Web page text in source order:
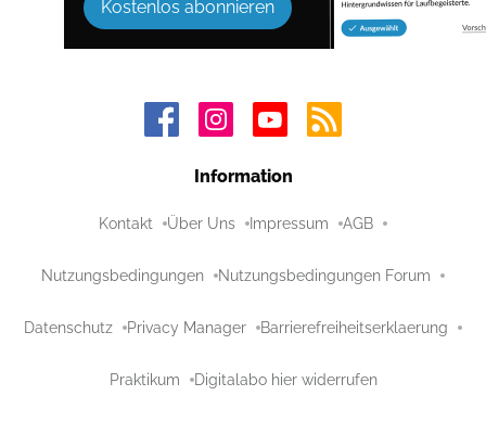
Kostenlos abonnieren
Information
Kontakt Über Uns Impressum AGB
Nutzungsbedingungen Nutzungsbedingungen Forum
Datenschutz Privacy Manager Barrierefreiheitserklaerung
Praktikum Digitalabo hier widerrufen